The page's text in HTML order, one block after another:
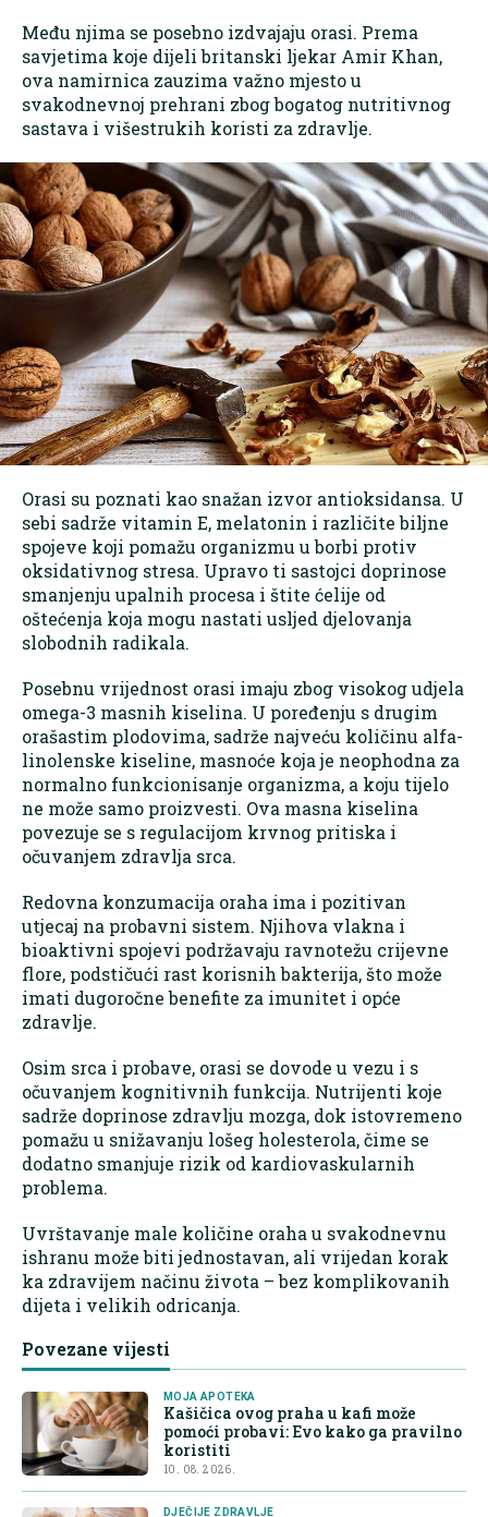
Među njima se posebno izdvajaju orasi. Prema
savjetima koje dijeli britanski ljekar Amir Khan,
ova namirnica zauzima važno mjesto u
svakodnevnoj prehrani zbog bogatog nutritivnog
sastava i višestrukih koristi za zdravlje.
Orasi su poznati kao snažan izvor antioksidansa. U
sebi sadrže vitamin E, melatonin i različite biljne
spojeve koji pomažu organizmu u borbi protiv
oksidativnog stresa. Upravo ti sastojci doprinose
smanjenju upalnih procesa i štite ćelije od
oštećenja koja mogu nastati usljed djelovanja
slobodnih radikala.
Posebnu vrijednost orasi imaju zbog visokog udjela
omega-3 masnih kiselina. U poređenju s drugim
orašastim plodovima, sadrže najveću količinu alfa-
linolenske kiseline, masnoće koja je neophodna za
normalno funkcionisanje organizma, a koju tijelo
ne može samo proizvesti. Ova masna kiselina
povezuje se s regulacijom krvnog pritiska i
očuvanjem zdravlja srca.
Redovna konzumacija oraha ima i pozitivan
utjecaj na probavni sistem. Njihova vlakna i
bioaktivni spojevi podržavaju ravnotežu crijevne
flore, podstičući rast korisnih bakterija, što može
imati dugoročne benefite za imunitet i opće
zdravlje.
Osim srca i probave, orasi se dovode u vezu i s
očuvanjem kognitivnih funkcija. Nutrijenti koje
sadrže doprinose zdravlju mozga, dok istovremeno
pomažu u snižavanju lošeg holesterola, čime se
dodatno smanjuje rizik od kardiovaskularnih
problema.
Uvrštavanje male količine oraha u svakodnevnu
ishranu može biti jednostavan, ali vrijedan korak
ka zdravijem načinu života – bez komplikovanih
dijeta i velikih odricanja.
Povezane vijesti
MOJA APOTEKA
Kašičica ovog praha u kafi može
pomoći probavi: Evo kako ga pravilno
koristiti
10. 08. 2026.
DJEČIJE ZDRAVLJE